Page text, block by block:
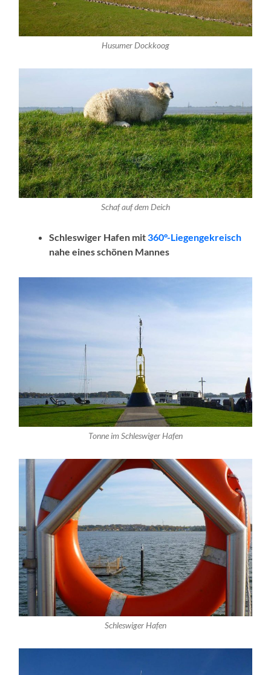
Husumer Dockkoog
Schaf auf dem Deich
Schleswiger Hafen mit360°-Liegengekreisch
nahe eines schönen Mannes
Tonne im Schleswiger Hafen
Schleswiger Hafen